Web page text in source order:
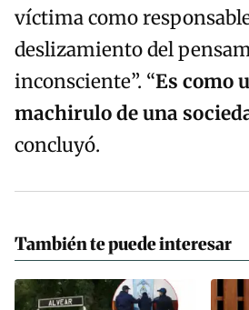
víctima como
deslizamiento del
inconsciente”. “Es como
machirulo de una
concluyó.
También te puede interesar